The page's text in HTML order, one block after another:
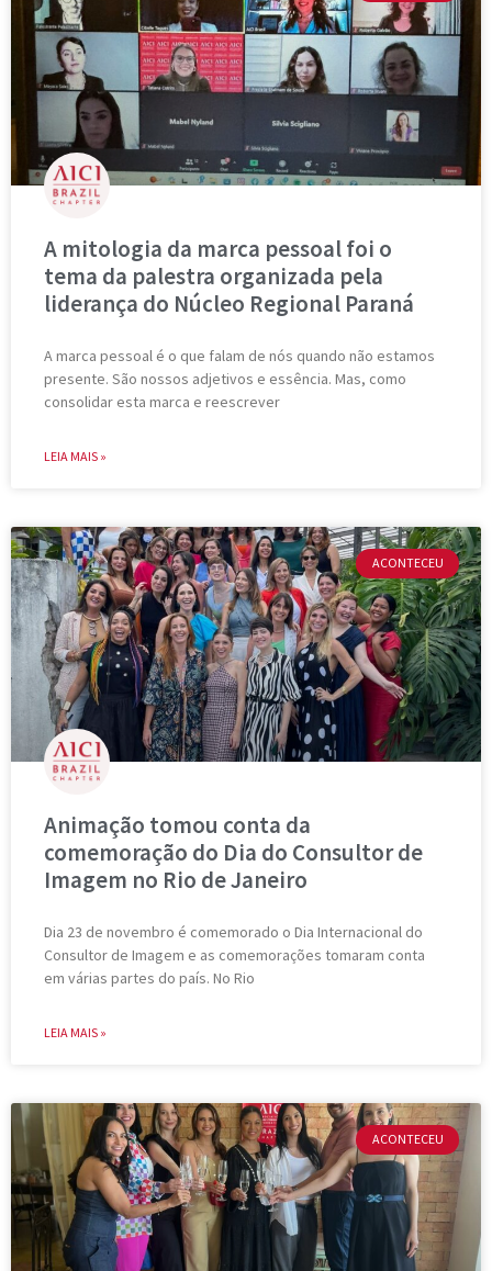
A mitologia da marca pessoal foi o
tema da palestra organizada pela
liderança do Núcleo Regional Paraná
A marca pessoal é o que falam de nós quando não estamos
presente. São nossos adjetivos e essência. Mas, como
consolidar esta marca e reescrever
LEIA MAIS »
ACONTECEU
Animação tomou conta da
comemoração do Dia do Consultor de
Imagem no Rio de Janeiro
Dia 23 de novembro é comemorado o Dia Internacional do
Consultor de Imagem e as comemorações tomaram conta
em várias partes do país. No Rio
LEIA MAIS »
ACONTECEU